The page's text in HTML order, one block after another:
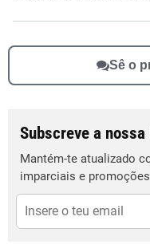
Sê o
Subscreve a
Mantém-te atualizado
imparciais e